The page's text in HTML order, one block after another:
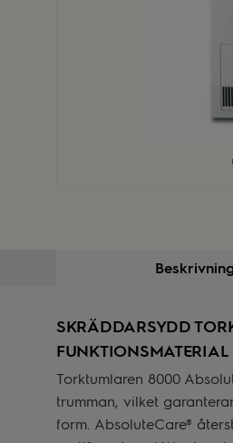
SKRÄDDARSYDD
FUNKTIONSMATERIAL
Torktumlaren 8000
trumman, vilket
form. AbsoluteCare®